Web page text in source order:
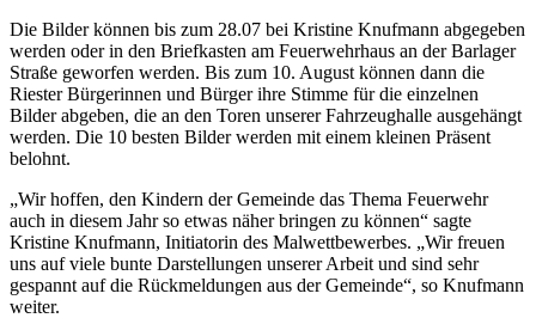
Die Bilder können bis zum 28.07 bei Kristine Knufmann abgegeben
werden oder in den Briefkasten am Feuerwehrhaus an der Barlager
Straße geworfen werden. Bis zum 10. August können dann die
Riester Bürgerinnen und Bürger ihre Stimme für die einzelnen
Bilder abgeben, die an den Toren unserer Fahrzeughalle ausgehängt
werden. Die 10 besten Bilder werden mit einem kleinen Präsent
belohnt.
„Wir hoffen, den Kindern der Gemeinde das Thema Feuerwehr
auch in diesem Jahr so etwas näher bringen zu können“ sagte
Kristine Knufmann, Initiatorin des Malwettbewerbes. „Wir freuen
uns auf viele bunte Darstellungen unserer Arbeit und sind sehr
gespannt auf die Rückmeldungen aus der Gemeinde“, so Knufmann
weiter.